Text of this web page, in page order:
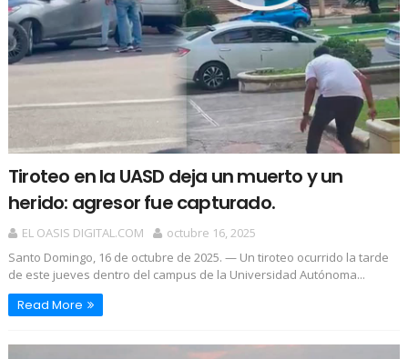
Tiroteo en la UASD deja un muerto y un
herido: agresor fue capturado.
EL OASIS DIGITAL.COM
octubre 16, 2025
Santo Domingo, 16 de octubre de 2025. — Un tiroteo ocurrido la tarde
de este jueves dentro del campus de la Universidad Autónoma...
Read More